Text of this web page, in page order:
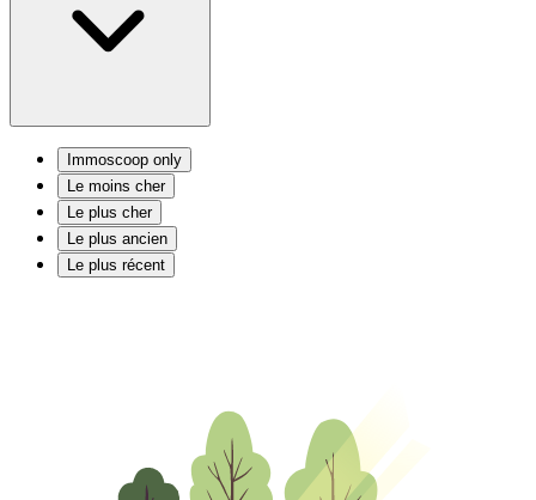
Immoscoop only
Le moins cher
Le plus cher
Le plus ancien
Le plus récent